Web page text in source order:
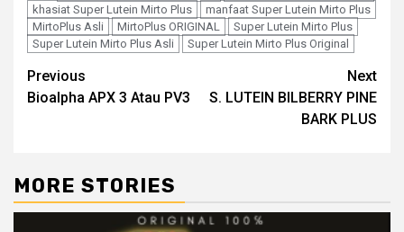
khasiat Super Lutein Mirto Plus
manfaat Super Lutein Mirto Plus
MirtoPlus Asli
MirtoPlus ORIGINAL
Super Lutein Mirto Plus
Super Lutein Mirto Plus Asli
Super Lutein Mirto Plus Original
Post
navigation
Previous
Bioalpha APX 3 Atau PV3
Next
S. LUTEIN BILBERRY PINE
BARK PLUS
MORE STORIES